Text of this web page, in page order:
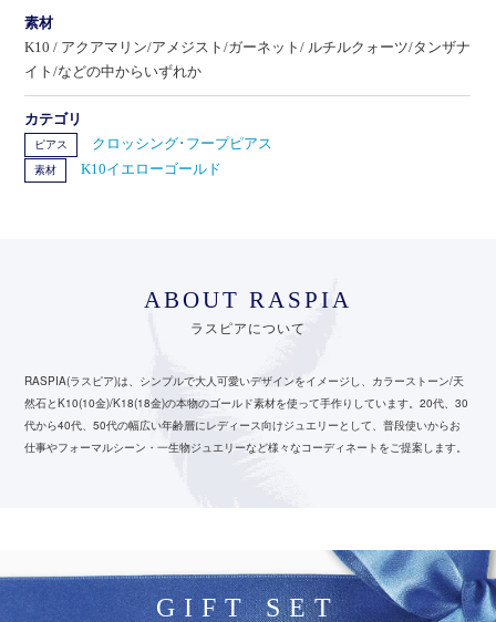
素材
K10 / アクアマリン/アメジスト/ガーネット/ ルチルクォーツ/タンザナ
イト/などの中からいずれか
カテゴリ
ピアス クロッシング･フープピアス
素材 K10イエローゴールド
ABOUT RASPIA
ラスピアについて
RASPIA(ラスピア)は、シンプルで大人可愛いデザインをイメージし、カラーストーン/天
然石とK10(10金)/K18(18金)の本物のゴールド素材を使って手作りしています。20代、30
代から40代、50代の幅広い年齢層にレディース向けジュエリーとして、普段使いからお
仕事やフォーマルシーン・一生物ジュエリーなど様々なコーディネートをご提案します。
GIFT SET